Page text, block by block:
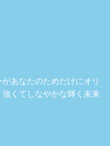
あなたのためだけにオリ
くてしなやかな輝く未来